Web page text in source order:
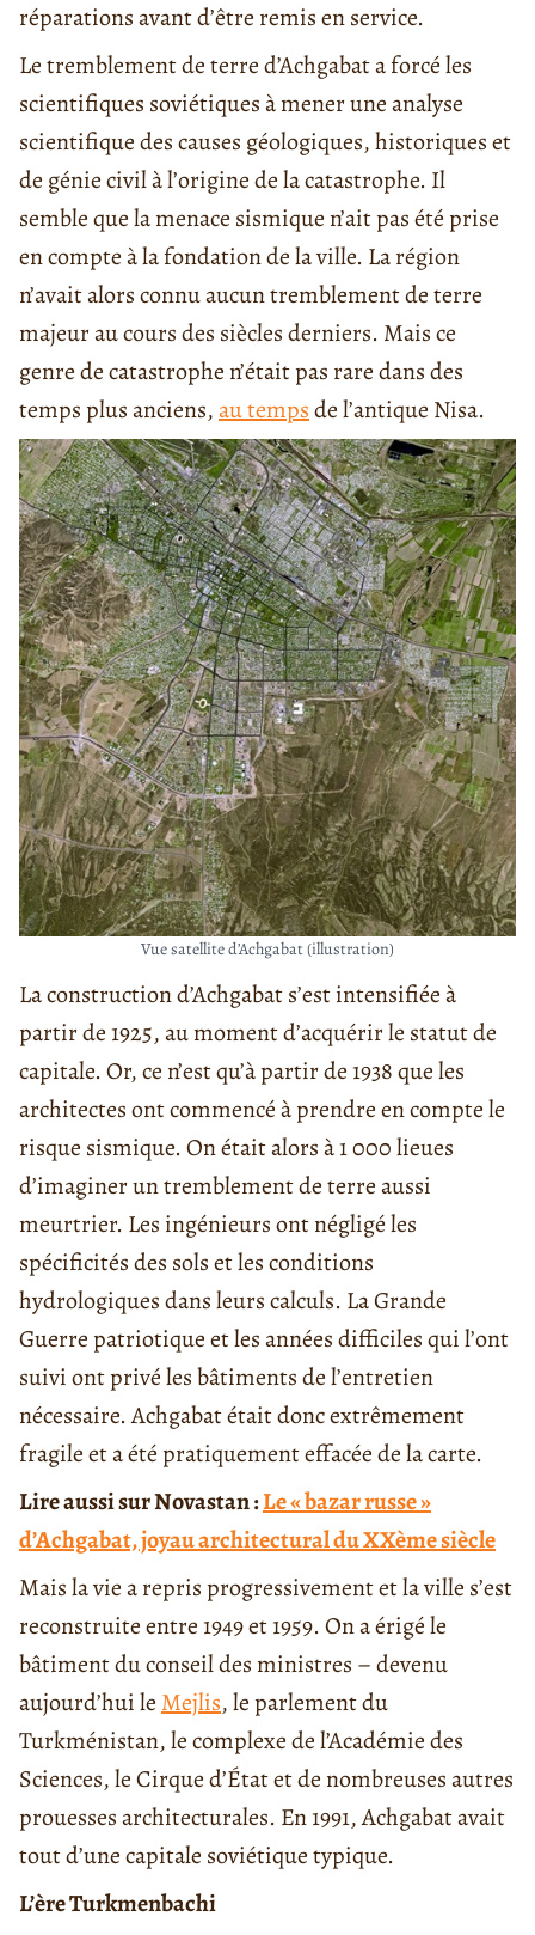
réparations avant d’être remis en service.
Le tremblement de terre d’Achgabat a forcé les
scientifiques soviétiques à mener une analyse
scientifique des causes géologiques, historiques et
de génie civil à l’origine de la catastrophe. Il
semble que la menace sismique n’ait pas été prise
en compte à la fondation de la ville. La région
n’avait alors connu aucun tremblement de terre
majeur au cours des siècles derniers. Mais ce
genre de catastrophe n’était pas rare dans des
temps plus anciens,au tempsde l’antique Nisa.
Vue satellite d’Achgabat (illustration)
La construction d’Achgabat s’est intensifiée à
partir de 1925, au moment d’acquérir le statut de
capitale. Or, ce n’est qu’à partir de 1938 que les
architectes ont commencé à prendre en compte le
risque sismique. On était alors à 1 000 lieues
d’imaginer un tremblement de terre aussi
meurtrier. Les ingénieurs ont négligé les
spécificités des sols et les conditions
hydrologiques dans leurs calculs. La Grande
Guerre patriotique et les années difficiles qui l’ont
suivi ont privé les bâtiments de l’entretien
nécessaire. Achgabat était donc extrêmement
fragile et a été pratiquement effacée de la carte.
Lire aussi sur Novastan :Le « bazar russe »
d’Achgabat, joyau architectural du XXème siècle
Mais la vie a repris progressivement et la ville s’est
reconstruite entre 1949 et 1959. On a érigé le
bâtiment du conseil des ministres – devenu
aujourd’hui le Mejlis, le parlement du
Turkménistan, le complexe de l’Académie des
Sciences, le Cirque d’État et de nombreuses autres
prouesses architecturales. En 1991, Achgabat avait
tout d’une capitale soviétique typique.
L’ère Turkmenbachi